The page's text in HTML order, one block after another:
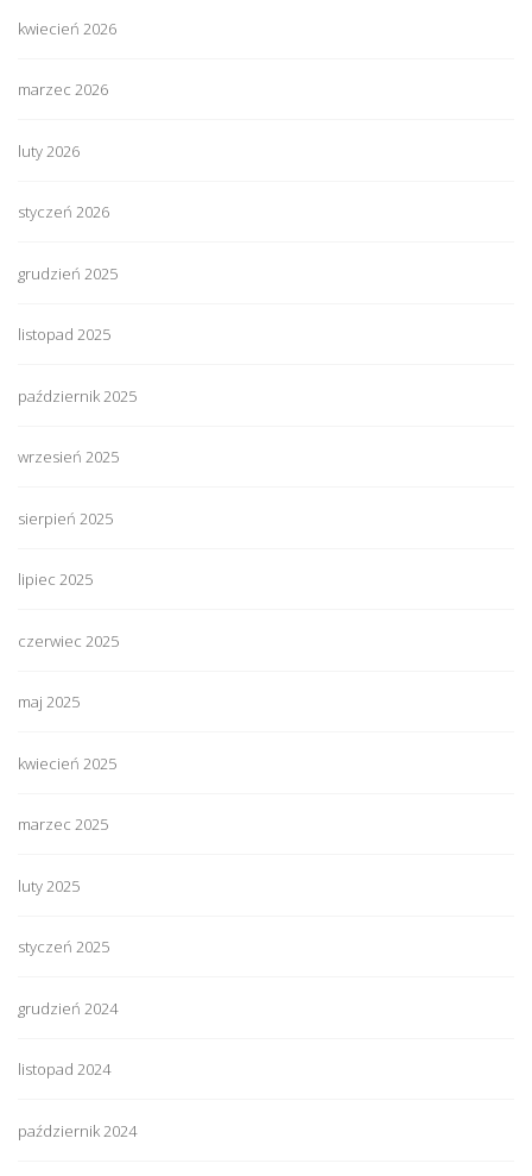
kwiecień 2026
marzec 2026
luty 2026
styczeń 2026
grudzień 2025
listopad 2025
październik 2025
wrzesień 2025
sierpień 2025
lipiec 2025
czerwiec 2025
maj 2025
kwiecień 2025
marzec 2025
luty 2025
styczeń 2025
grudzień 2024
listopad 2024
październik 2024